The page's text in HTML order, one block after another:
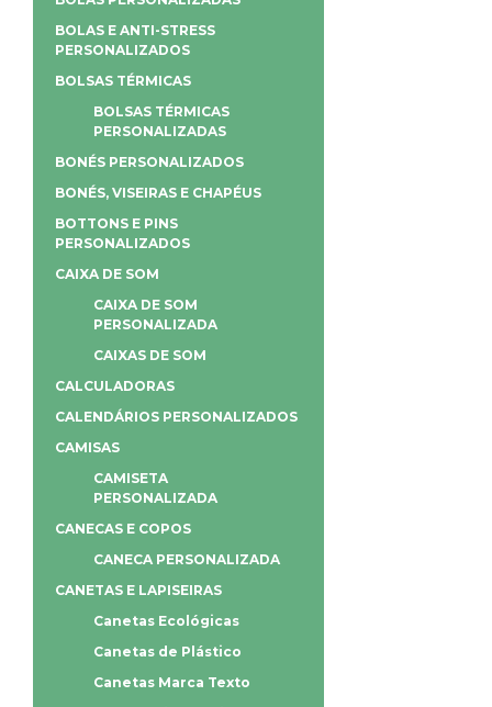
BOLAS E ANTI-STRESS
PERSONALIZADOS
BOLSAS TÉRMICAS
BOLSAS TÉRMICAS
PERSONALIZADAS
BONÉS PERSONALIZADOS
BONÉS, VISEIRAS E CHAPÉUS
BOTTONS E PINS
PERSONALIZADOS
CAIXA DE SOM
CAIXA DE SOM
PERSONALIZADA
CAIXAS DE SOM
CALCULADORAS
CALENDÁRIOS PERSONALIZADOS
CAMISAS
CAMISETA
PERSONALIZADA
CANECAS E COPOS
CANECA PERSONALIZADA
CANETAS E LAPISEIRAS
Canetas Ecológicas
Canetas de Plástico
Canetas Marca Texto